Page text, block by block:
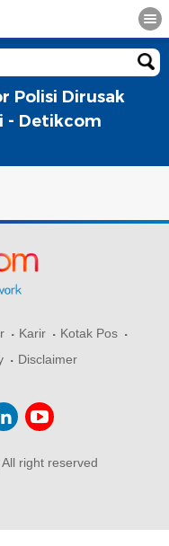
Polisi Dirusak
- Detikcom
Karir
Kotak Pos
Disclaimer
right reserved